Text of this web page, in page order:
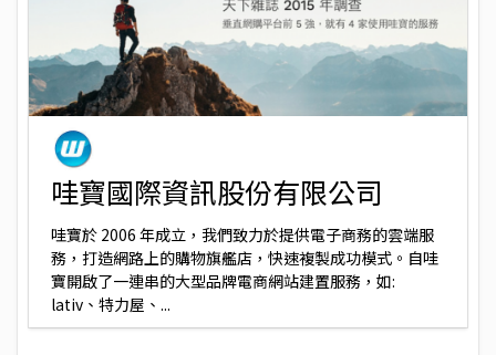
哇寶國際資訊股份有限公司
哇寶於 2006 年成立，我們致力於提供電子商務的雲端服
務，打造網路上的購物旗艦店，快速複製成功模式。自哇
寶開啟了一連串的大型品牌電商網站建置服務，如:
lativ、特力屋、...